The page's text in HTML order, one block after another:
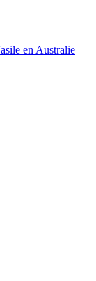
en Australie